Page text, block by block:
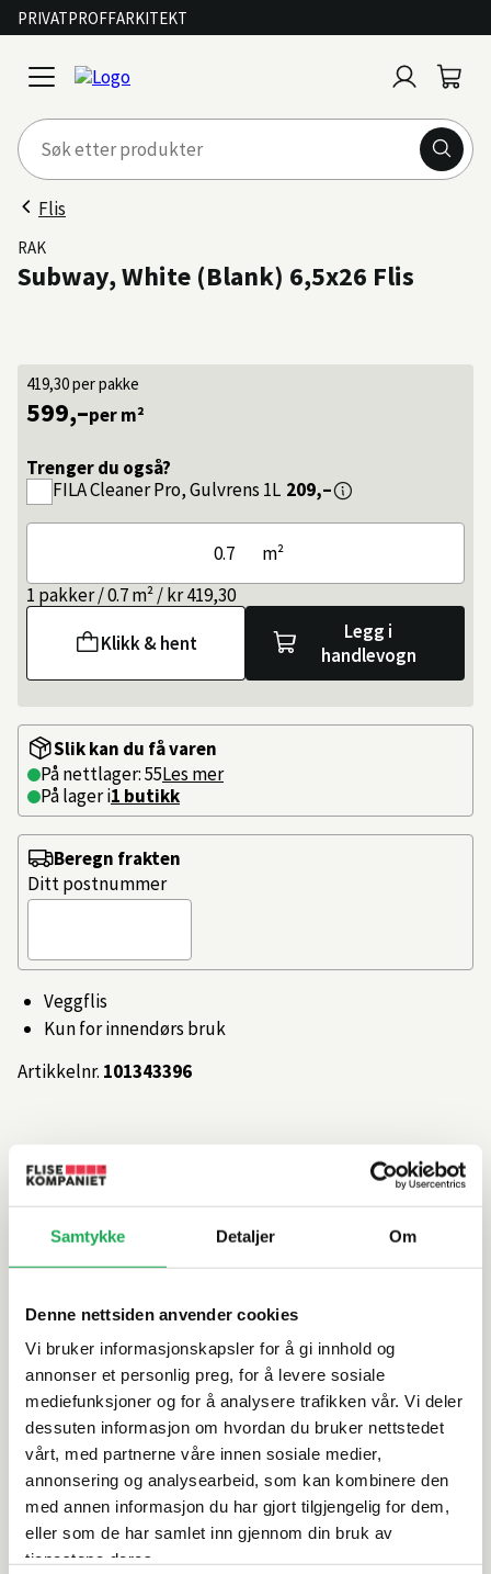
Samtykke Detaljer Om
Denne nettsiden anvender cookies
Vi bruker informasjonskapsler for å gi innhold og
annonser et personlig preg, for å levere sosiale
mediefunksjoner og for å analysere trafikken vår. Vi deler
dessuten informasjon om hvordan du bruker nettstedet
vårt, med partnerne våre innen sosiale medier,
annonsering og analysearbeid, som kan kombinere den
med annen informasjon du har gjort tilgjengelig for dem,
eller som de har samlet inn gjennom din bruk av
tjenestene deres.
PRIVATPROFFARKITEKT
open
menu
inn
Flis
RAK
Subway, White (Blank) 6,5x26 Flis
419,30per pakke
599,–per m²
Trenger du også?
FILACleaner Pro, Gulvrens 1L 209,–
m²
1 pakker / 0.7 m² / kr 419,30
Klikk & hent
Legg i
handlevogn
Slik kan du få varen
På nettlager: 55Les mer
På lager i1 butikk
Veggflis
Kun for innendørs bruk
Artikkelnr. 101343396
Beregn frakten
Ditt postnummer
Produktinformasjon
Spesifikasjoner
Leveringsinformasjon
Vurderinger
Dokumentasjon